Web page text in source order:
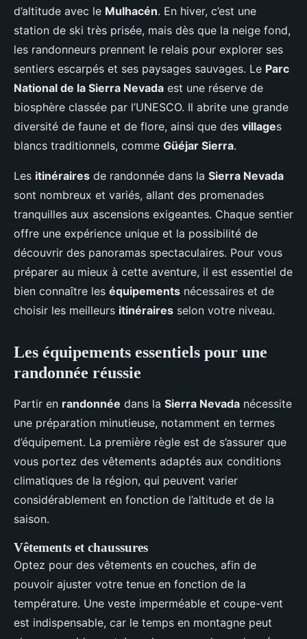
d’altitude avec le Mulhacén. En hiver, c’est une
station de ski très prisée, mais dès que la neige fond,
les randonneurs prennent le relais pour explorer ses
sentiers escarpés et ses paysages sauvages. Le Parc
National de la Sierra Nevada est une réserve de
biosphère classée par l’UNESCO. Il abrite une grande
diversité de faune et de flore, ainsi que des villages
blancs traditionnels, comme Güéjar Sierra.
Les itinéraires de randonnée dans la Sierra Nevada
sont nombreux et variés, allant des promenades
tranquilles aux ascensions exigeantes. Chaque sentier
offre une expérience unique et la possibilité de
découvrir des panoramas spectaculaires. Pour vous
préparer au mieux à cette aventure, il est essentiel de
bien connaître les équipements nécessaires et de
choisir les meilleurs itinéraires selon votre niveau.
Les équipements essentiels pour une
randonnée réussie
Partir en randonnée dans la Sierra Nevada nécessite
une préparation minutieuse, notamment en termes
d’équipement. La première règle est de s’assurer que
vous portez des vêtements adaptés aux conditions
climatiques de la région, qui peuvent varier
considérablement en fonction de l’altitude et de la
saison.
Vêtements et chaussures
Optez pour des vêtements en couches, afin de
pouvoir ajuster votre tenue en fonction de la
température. Une veste imperméable et coupe-vent
est indispensable, car le temps en montagne peut